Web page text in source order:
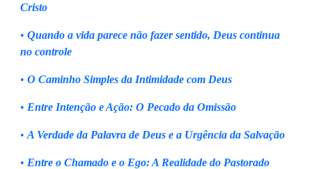
Cristo
• Quando a vida parece não fazer sentido, Deus continua
no controle
• O Caminho Simples da Intimidade com Deus
• Entre Intenção e Ação: O Pecado da Omissão
• A Verdade da Palavra de Deus e a Urgência da Salvação
• Entre o Chamado e o Ego: A Realidade do Pastorado